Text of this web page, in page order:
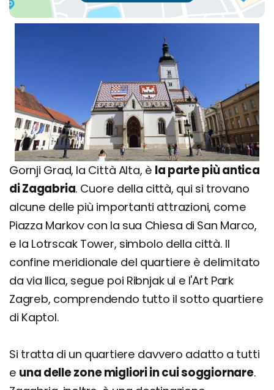
Gornji Grad, la Città Alta, è la parte più antica
di Zagabria. Cuore della città, qui si trovano
alcune delle più importanti attrazioni, come
Piazza Markov con la sua Chiesa di San Marco,
e la Lotrscak Tower, simbolo della città. Il
confine meridionale del quartiere è delimitato
da via Ilica, segue poi Ribnjak ul e l'Art Park
Zagreb, comprendendo tutto il sotto quartiere
di Kaptol.
Si tratta di un quartiere davvero adatto a tutti
e una delle zone migliori in cui soggiornare.